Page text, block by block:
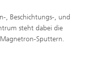
, Beschichtungs-, und
steht dabei die
Magnetron-Sputtern.